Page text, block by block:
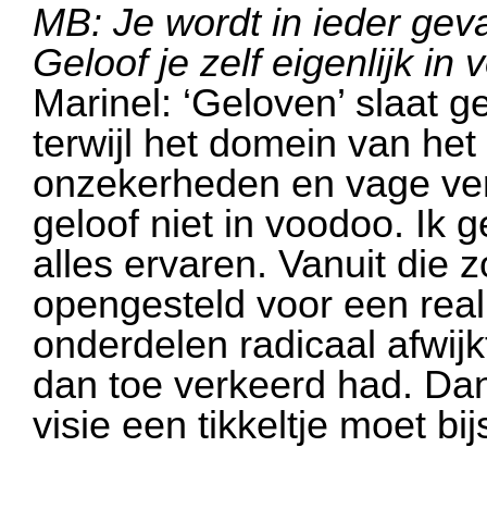
MB: Je wordt in ieder
Geloof je zelf eigenlijk in
Marinel: ‘Geloven’ slaat
terwijl het domein van
onzekerheden en vage
geloof niet in voodoo. Ik
alles ervaren. Vanuit die
opengesteld voor een
onderdelen radicaal
dan toe verkeerd had.
visie een tikkeltje moet